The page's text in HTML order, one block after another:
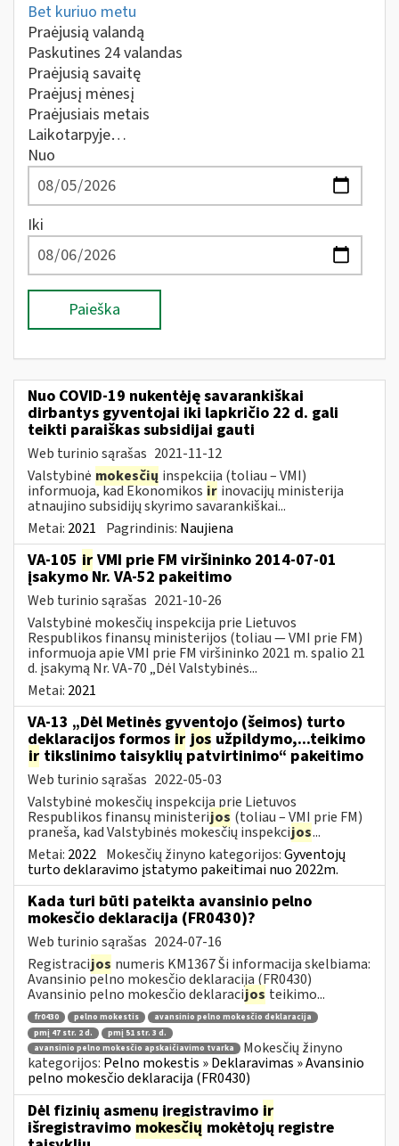
Bet kuriuo metu
Praėjusią valandą
Paskutines 24 valandas
Praėjusią savaitę
Praėjusį mėnesį
Praėjusiais metais
Laikotarpyje…
Nuo
Iki
Paieška
Nuo COVID-19 nukentėję savarankiškai
dirbantys gyventojai iki lapkričio 22 d. gali
teikti paraiškas subsidijai gauti
Web turinio sąrašas 2021-11-12
Valstybinė mokesčių inspekcija (toliau – VMI)
informuoja, kad Ekonomikos ir inovacijų ministerija
atnaujino subsidijų skyrimo savarankiškai...
Metai: 2021 Pagrindinis: Naujiena
VA-105 ir VMI prie FM viršininko 2014-07-01
įsakymo Nr. VA-52 pakeitimo
Web turinio sąrašas 2021-10-26
Valstybinė mokesčių inspekcija prie Lietuvos
Respublikos finansų ministerijos (toliau ― VMI prie FM)
informuoja apie VMI prie FM viršininko 2021 m. spalio 21
d. įsakymą Nr. VA-70 „Dėl Valstybinės...
Metai: 2021
VA-13 „Dėl Metinės gyventojo (šeimos) turto
deklaracijos formos ir jos užpildymo,...teikimo
ir tikslinimo taisyklių patvirtinimo“ pakeitimo
Web turinio sąrašas 2022-05-03
Valstybinė mokesčių inspekcija prie Lietuvos
Respublikos finansų ministerijos (toliau – VMI prie FM)
praneša, kad Valstybinės mokesčių inspekcijos...
Metai: 2022 Mokesčių žinyno kategorijos:Gyventojų
turto deklaravimo įstatymo pakeitimai nuo 2022m.
Kada turi būti pateikta avansinio pelno
mokesčio deklaracija (FR0430)?
Web turinio sąrašas 2024-07-16
Registracijos numeris KM1367 Ši informacija skelbiama:
Avansinio pelno mokesčio deklaracija (FR0430)
Avansinio pelno mokesčio deklaracijos teikimo...
fr0430 pelno mokestis
avansinio pelno mokesčio deklaracija
pmį 47 str. 2 d.
pmį 51 str. 3 d.
avansinio pelno mokesčio apskaičiavimo tvarka
Mokesčių žinyno
kategorijos: Pelno mokestis » Deklaravimas » Avansinio
pelno mokesčio deklaracija (FR0430)
Dėl fizinių asmenų įregistravimo ir
išregistravimo mokesčių mokėtojų registre